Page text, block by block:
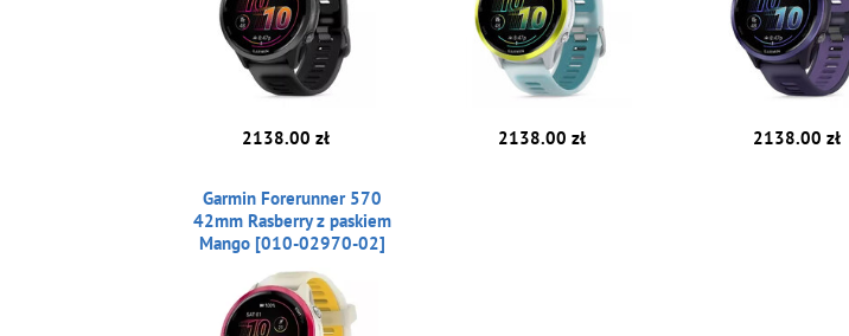
2138.00 zł 2138.00 zł 2138.00 zł
Garmin Forerunner 570
42mm Rasberry z paskiem
Mango [010-02970-02]